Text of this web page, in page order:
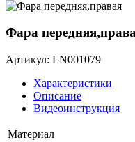
Фара
Артикул: LN001079
Характеристики
Описание
Видеоинструкция
Материал